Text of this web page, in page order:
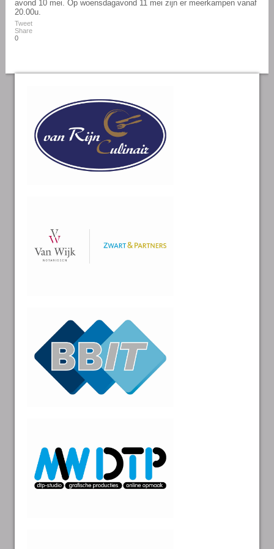
avond 10 mei. Op woensdagavond 11 mei zijn er meerkampen vanaf
20.00u.
Tweet
Share
0